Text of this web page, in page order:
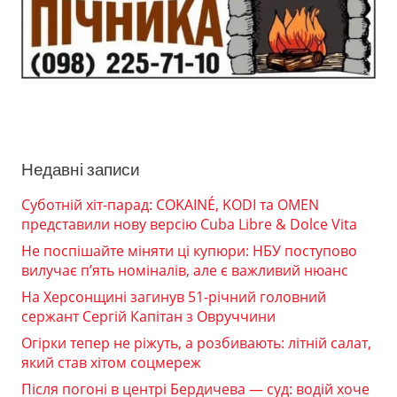
Недавні записи
Суботній хіт-парад: COKAINÉ, KODI та OMEN
представили нову версію Cuba Libre & Dolce Vita
Не поспішайте міняти ці купюри: НБУ поступово
вилучає п’ять номіналів, але є важливий нюанс
На Херсонщині загинув 51-річний головний
сержант Сергій Капітан з Овруччини
Огірки тепер не ріжуть, а розбивають: літній салат,
який став хітом соцмереж
Після погоні в центрі Бердичева — суд: водій хоче